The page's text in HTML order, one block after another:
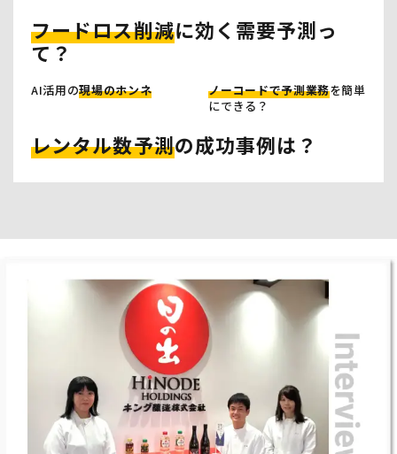
フードロス削減に効く需要予測っ
て？
AI活用の現場のホンネ ノーコードで予測業務を簡単
にできる？
レンタル数予測の成功事例は？